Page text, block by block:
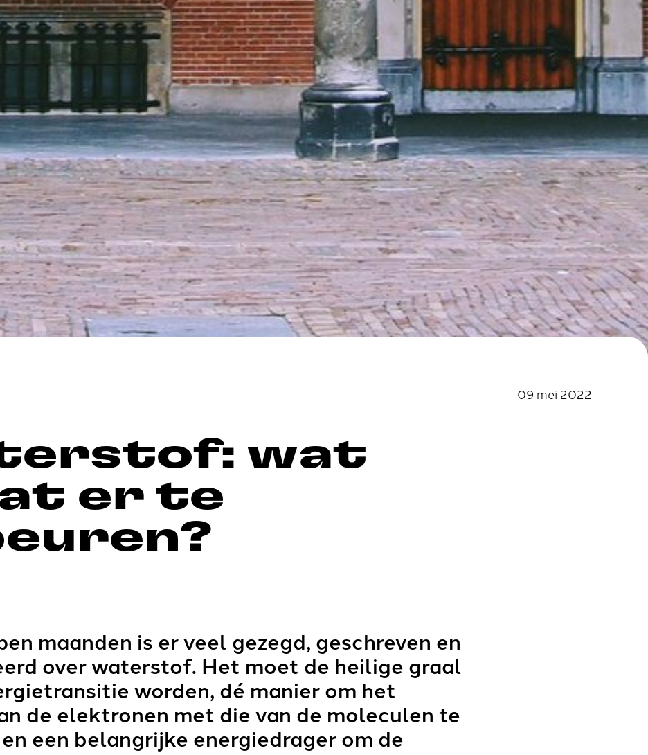
09 mei 2022
wat
er te
maanden is er veel gezegd, geschreven en
over waterstof. Het moet de heilige graal
worden, dé manier om het
de elektronen met die van de moleculen te
een belangrijke energiedrager om de